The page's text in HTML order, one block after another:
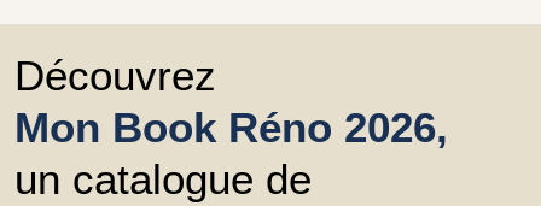
Découvrez
Mon Book Réno 2026,
un catalogue de